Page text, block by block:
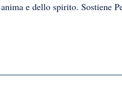
e dello spirito. Sostiene